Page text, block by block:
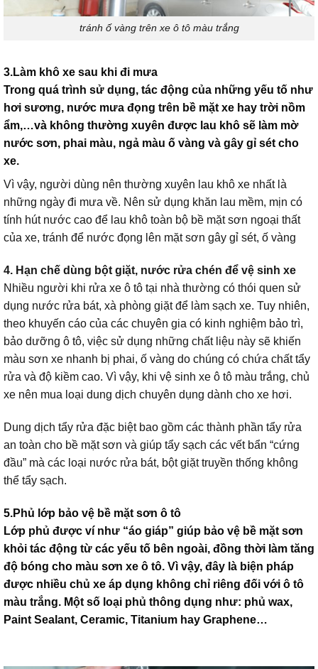
tránh ố vàng trên xe ô tô màu trắng
3.Làm khô xe sau khi đi mưa
Trong quá trình sử dụng, tác động của những yếu tố như
hơi sương, nước mưa đọng trên bề mặt xe hay trời nồm
ẩm,…và không thường xuyên được lau khô sẽ làm mờ
nước sơn, phai màu, ngả màu ố vàng và gây gỉ sét cho
xe.
Vì vậy, người dùng nên thường xuyên lau khô xe nhất là
những ngày đi mưa về. Nên sử dụng khăn lau mềm, mịn có
tính hút nước cao để lau khô toàn bộ bề mặt sơn ngoại thất
của xe, tránh để nước đọng lên mặt sơn gây gỉ sét, ố vàng
4. Hạn chế dùng bột giặt, nước rửa chén để vệ sinh xe
Nhiều người khi rửa xe ô tô tại nhà thường có thói quen sử
dụng nước rửa bát, xà phòng giặt để làm sạch xe. Tuy nhiên,
theo khuyến cáo của các chuyên gia có kinh nghiệm bảo trì,
bảo dưỡng ô tô, việc sử dụng những chất liệu này sẽ khiến
màu sơn xe nhanh bị phai, ố vàng do chúng có chứa chất tẩy
rửa và độ kiềm cao. Vì vậy, khi vệ sinh xe ô tô màu trắng, chủ
xe nên mua loại dung dịch chuyên dụng dành cho xe hơi.
Dung dịch tẩy rửa đặc biệt bao gồm các thành phần tẩy rửa
an toàn cho bề mặt sơn và giúp tẩy sạch các vết bẩn “cứng
đầu” mà các loại nước rửa bát, bột giặt truyền thống không
thể tẩy sạch.
5.Phủ lớp bảo vệ bề mặt sơn ô tô
Lớp phủ được ví như “áo giáp” giúp bảo vệ bề mặt sơn
khỏi tác động từ các yếu tố bên ngoài, đồng thời làm tăng
độ bóng cho màu sơn xe ô tô. Vì vậy, đây là biện pháp
được nhiều chủ xe áp dụng không chỉ riêng đối với ô tô
màu trắng. Một số loại phủ thông dụng như: phủ wax,
Paint Sealant, Ceramic, Titanium hay Graphene…